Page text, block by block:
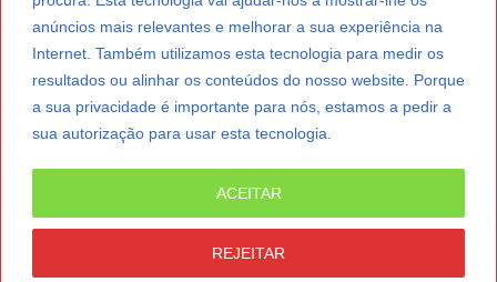
anúncios mais relevantes e melhorar a sua experiência na
Internet. Também utilizamos esta tecnologia para medir os
resultados ou alinhar os conteúdos do nosso website. Porque
a sua privacidade é importante para nós, estamos a pedir a
sua autorização para usar esta tecnologia.
REJEITAR
ACEITAR
Preparar o carro para as férias de Verão
Agosto 5, 2026
SUBSCREVER NEWSLETTER